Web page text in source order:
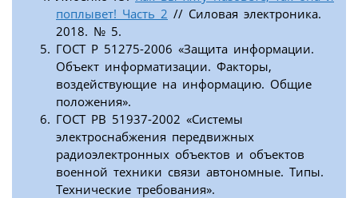
поплывет! Часть 2 // Силовая электроника.
2018. № 5.
ГОСТ Р 51275-2006 «Защита информации.
Объект информатизации. Факторы,
воздействующие на информацию. Общие
положения».
ГОСТ РВ 51937-2002 «Системы
электроснабжения передвижных
радиоэлектронных объектов и объектов
военной техники связи автономные. Типы.
Технические требования».